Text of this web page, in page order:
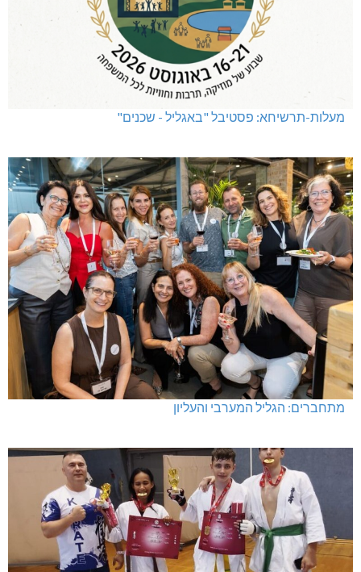
מעלות-תרשיחא: פסטיבל "באגליל - שכנים"
מתחברים: הגליל המערבי והעליון